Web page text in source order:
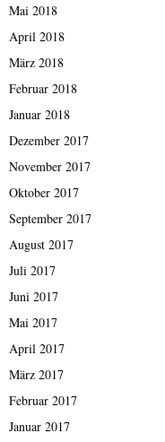
Mai 2018
April 2018
März 2018
Februar 2018
Januar 2018
Dezember 2017
November 2017
Oktober 2017
September 2017
August 2017
Juli 2017
Juni 2017
Mai 2017
April 2017
März 2017
Februar 2017
Januar 2017